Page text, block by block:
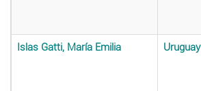
Islas Gatti, María Emilia Uruguay